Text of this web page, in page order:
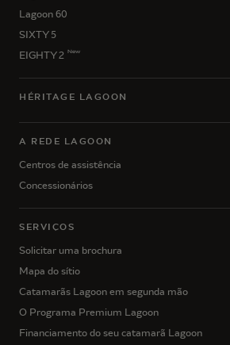
Lagoon 60
SIXTY 5
EIGHTY 2
New
HÉRITAGE LAGOON
A REDE LAGOON
Centros de assistência
Concessionários
SERVIÇOS
Solicitar uma brochura
Mapa do sítio
Catamarãs Lagoon em segunda mão
O Programa Premium Lagoon
Financiamento do seu catamarã Lagoon